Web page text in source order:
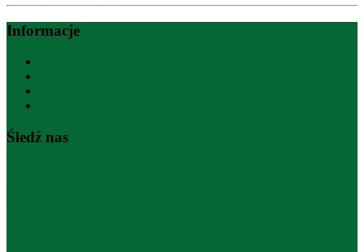
Informacje
Śledź nas